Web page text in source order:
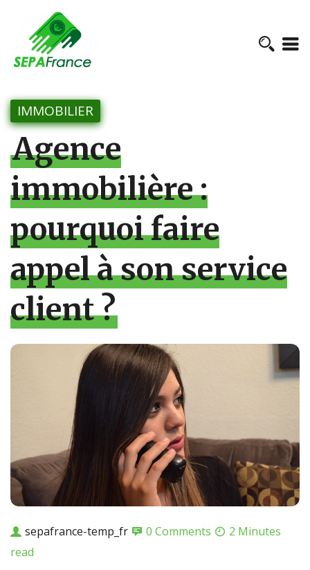
IMMOBILIER
Agence
immobilière :
pourquoi faire
appel à son service
client ?
sepafrance-temp_fr 0 Comments
2 Minutes
read